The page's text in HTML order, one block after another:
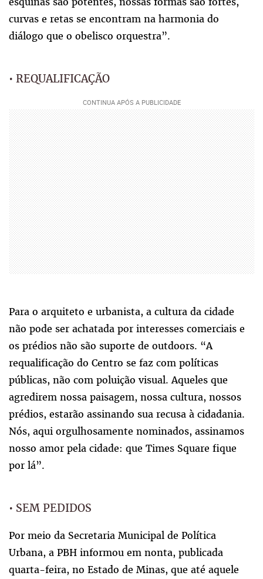
curvas e retas se encontram na harmonia do
diálogo que o obelisco orquestra”.
• REQUALIFICAÇÃO
Para o arquiteto e urbanista, a cultura da cidade
não pode ser achatada por interesses comerciais e
os prédios não são suporte de outdoors. “A
requalificação do Centro se faz com políticas
públicas, não com poluição visual. Aqueles que
agredirem nossa paisagem, nossa cultura, nossos
prédios, estarão assinando sua recusa à cidadania.
Nós, aqui orgulhosamente nominados, assinamos
nosso amor pela cidade: que Times Square fique
por lá”.
• SEM PEDIDOS
Por meio da Secretaria Municipal de Política
Urbana, a PBH informou em nonta, publicada
quarta-feira, no Estado de Minas, que até aquele